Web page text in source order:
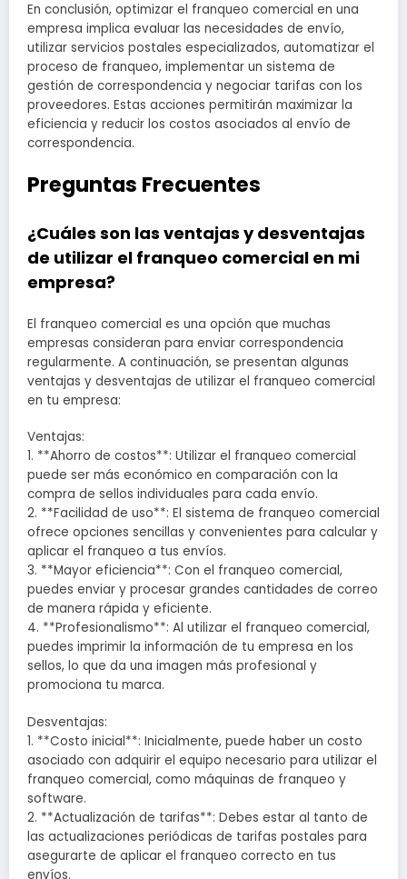
En conclusión, optimizar el franqueo comercial en una
empresa implica evaluar las necesidades de envío,
utilizar servicios postales especializados, automatizar el
proceso de franqueo, implementar un sistema de
gestión de correspondencia y negociar tarifas con los
proveedores. Estas acciones permitirán maximizar la
eficiencia y reducir los costos asociados al envío de
correspondencia.
Preguntas Frecuentes
¿Cuáles son las ventajas y desventajas
de utilizar el franqueo comercial en mi
empresa?
El franqueo comercial es una opción que muchas
empresas consideran para enviar correspondencia
regularmente. A continuación, se presentan algunas
ventajas y desventajas de utilizar el franqueo comercial
en tu empresa:
Ventajas:
1. **Ahorro de costos**: Utilizar el franqueo comercial
puede ser más económico en comparación con la
compra de sellos individuales para cada envío.
2. **Facilidad de uso**: El sistema de franqueo comercial
ofrece opciones sencillas y convenientes para calcular y
aplicar el franqueo a tus envíos.
3. **Mayor eficiencia**: Con el franqueo comercial,
puedes enviar y procesar grandes cantidades de correo
de manera rápida y eficiente.
4. **Profesionalismo**: Al utilizar el franqueo comercial,
puedes imprimir la información de tu empresa en los
sellos, lo que da una imagen más profesional y
promociona tu marca.
Desventajas:
1. **Costo inicial**: Inicialmente, puede haber un costo
asociado con adquirir el equipo necesario para utilizar el
franqueo comercial, como máquinas de franqueo y
software.
2. **Actualización de tarifas**: Debes estar al tanto de
las actualizaciones periódicas de tarifas postales para
asegurarte de aplicar el franqueo correcto en tus
envíos.